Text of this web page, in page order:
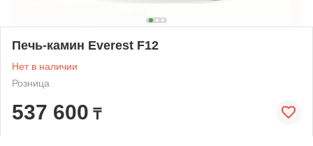
Печь-камин Everest F12
Нет в наличии
Розница
537 600 ₸